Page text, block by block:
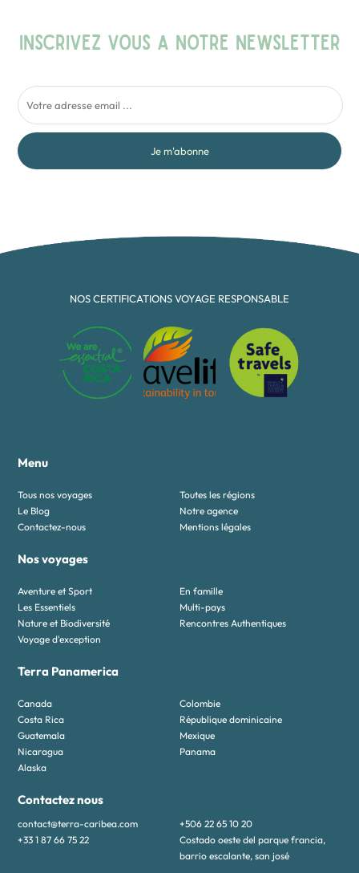
INSCRIVEZ VOUS A NOTRE NEWSLETTER
Je m'abonne
NOS CERTIFICATIONS VOYAGE RESPONSABLE
Menu
Tous nos voyages
Toutes les régions
Le Blog
Notre agence
Contactez-nous
Mentions légales
Nos voyages
Aventure et Sport
En famille
Les Essentiels
Multi-pays
Nature et Biodiversité
Rencontres Authentiques
Voyage d'exception
Terra Panamerica
Canada
Colombie
Costa Rica
République dominicaine
Guatemala
Mexique
Nicaragua
Panama
Alaska
Contactez nous
contact@terra-caribea.com
+506 22 65 10 20
+33 1 87 66 75 22
Costado oeste del parque francia,
barrio escalante, san josé